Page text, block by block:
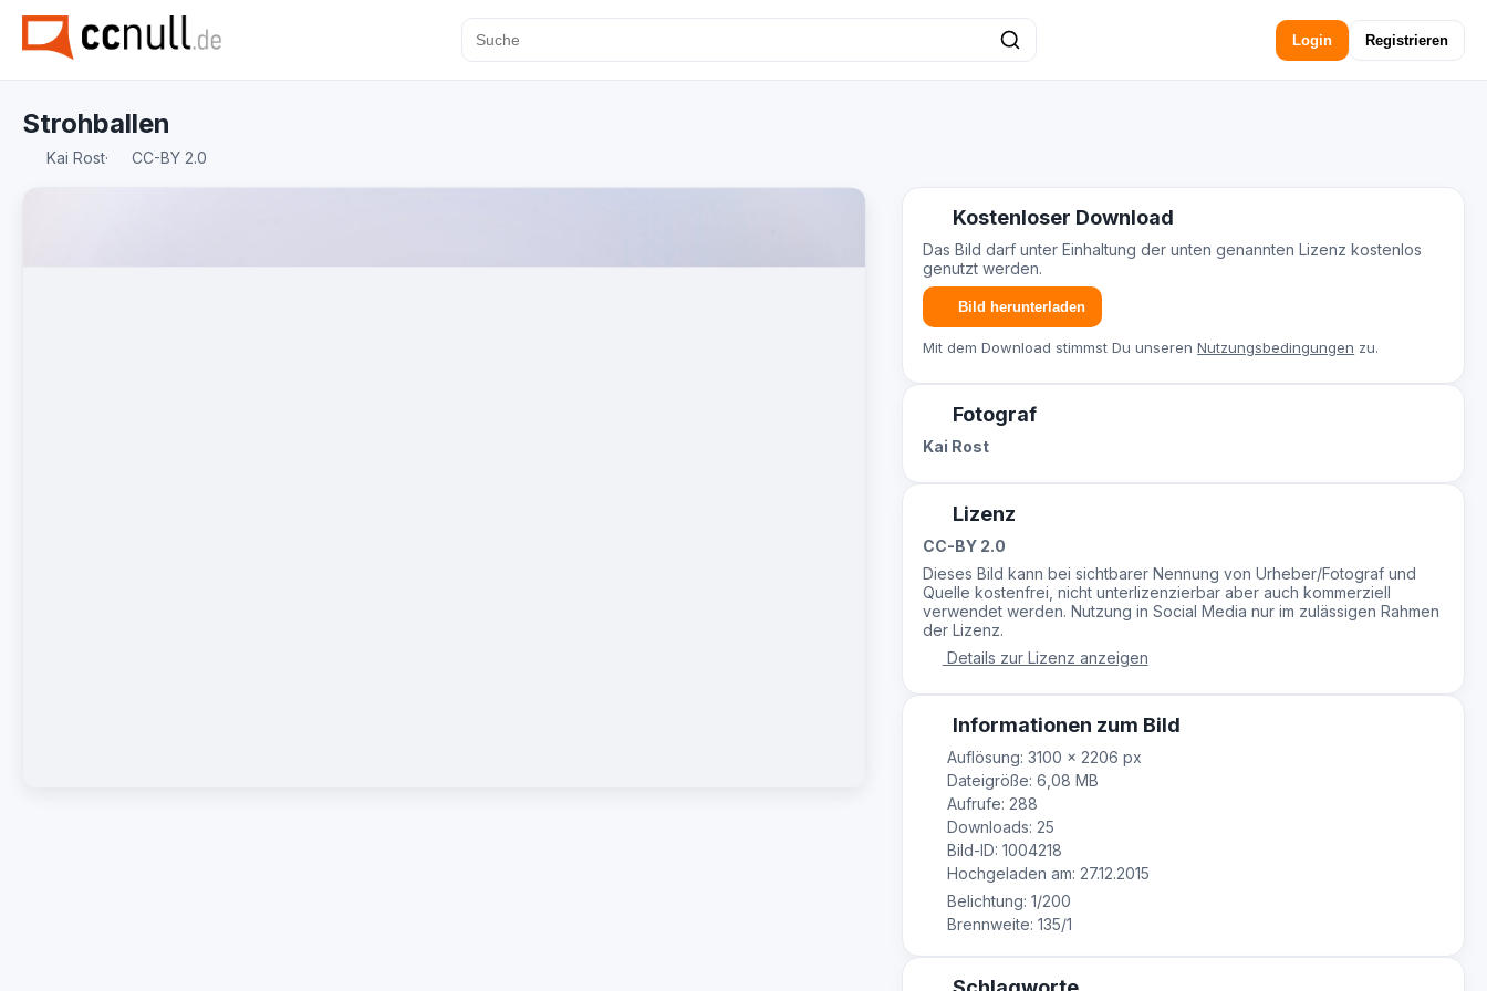
Login Registrieren
Strohballen
Kai Rost· CC-BY 2.0
Kostenloser Download
Das Bild darf unter Einhaltung der unten genannten Lizenz kostenlos
genutzt werden.
Bild herunterladen
Mit dem Download stimmst Du unserenNutzungsbedingungen zu.
Fotograf
Kai Rost
Lizenz
CC-BY 2.0
Dieses Bild kann bei sichtbarer Nennung von Urheber/Fotograf und
Quelle kostenfrei, nicht unterlizenzierbar aber auch kommerziell
verwendet werden. Nutzung in Social Media nur im zulässigen Rahmen
der Lizenz.
Details zur Lizenz anzeigen
Informationen zum Bild
Auflösung: 3100 × 2206 px
Dateigröße: 6,08 MB
Aufrufe: 288
Downloads: 25
Bild-ID: 1004218
Hochgeladen am: 27.12.2015
Belichtung: 1/200
Brennweite: 135/1